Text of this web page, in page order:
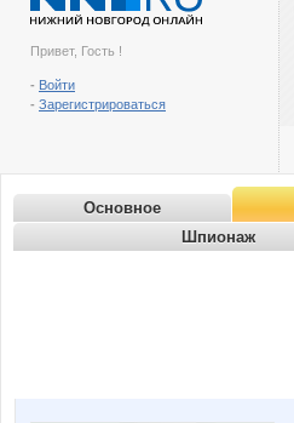
Привет, Гость !
- Войти
- Зарегистрироваться
Основное
Шпионаж